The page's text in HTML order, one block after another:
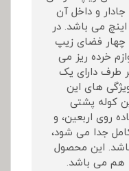
و داخل آن
محفظه لپ تاپ که تا سایز 17 اینچ می باشد. در
چهار فضای زیپ
خرده ریز می
طرف دارای یک
های این
کوله پشتی
روی اربعین، و
جدا می شود،
این محصول
هم می باشد.